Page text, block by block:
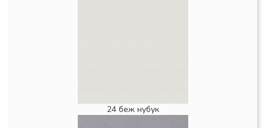
24 беж нубук